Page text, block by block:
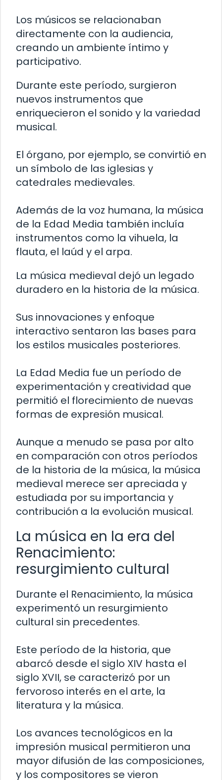
Los músicos se relacionaban
directamente con la audiencia,
creando un ambiente íntimo y
participativo.
Durante este período, surgieron
nuevos instrumentos que
enriquecieron el sonido y la variedad
musical.
El órgano, por ejemplo, se convirtió en
un símbolo de las iglesias y
catedrales medievales.
Además de la voz humana, la música
de la Edad Media también incluía
instrumentos como la vihuela, la
flauta, el laúd y el arpa.
La música medieval dejó un legado
duradero en la historia de la música.
Sus innovaciones y enfoque
interactivo sentaron las bases para
los estilos musicales posteriores.
La Edad Media fue un período de
experimentación y creatividad que
permitió el florecimiento de nuevas
formas de expresión musical.
Aunque a menudo se pasa por alto
en comparación con otros períodos
de la historia de la música, la música
medieval merece ser apreciada y
estudiada por su importancia y
contribución a la evolución musical.
La música en la era del
Renacimiento:
resurgimiento cultural
Durante el Renacimiento, la música
experimentó un resurgimiento
cultural sin precedentes.
Este período de la historia, que
abarcó desde el siglo XIV hasta el
siglo XVII, se caracterizó por un
fervoroso interés en el arte, la
literatura y la música.
Los avances tecnológicos en la
impresión musical permitieron una
mayor difusión de las composiciones,
y los compositores se vieron